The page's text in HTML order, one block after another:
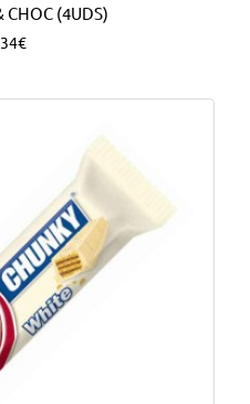
CHOC (4UDS)